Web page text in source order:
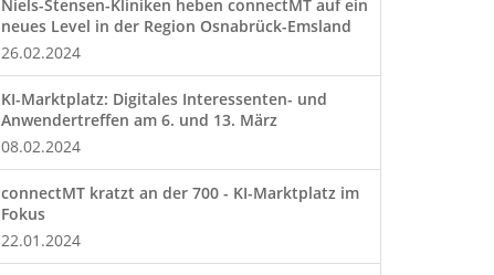
Niels-Stensen-Kliniken heben connectMT auf ein
neues Level in der Region Osnabrück-Emsland
26.02.2024
KI-Marktplatz: Digitales Interessenten- und
Anwendertreffen am 6. und 13. März
08.02.2024
connectMT kratzt an der 700 - KI-Marktplatz im
Fokus
22.01.2024